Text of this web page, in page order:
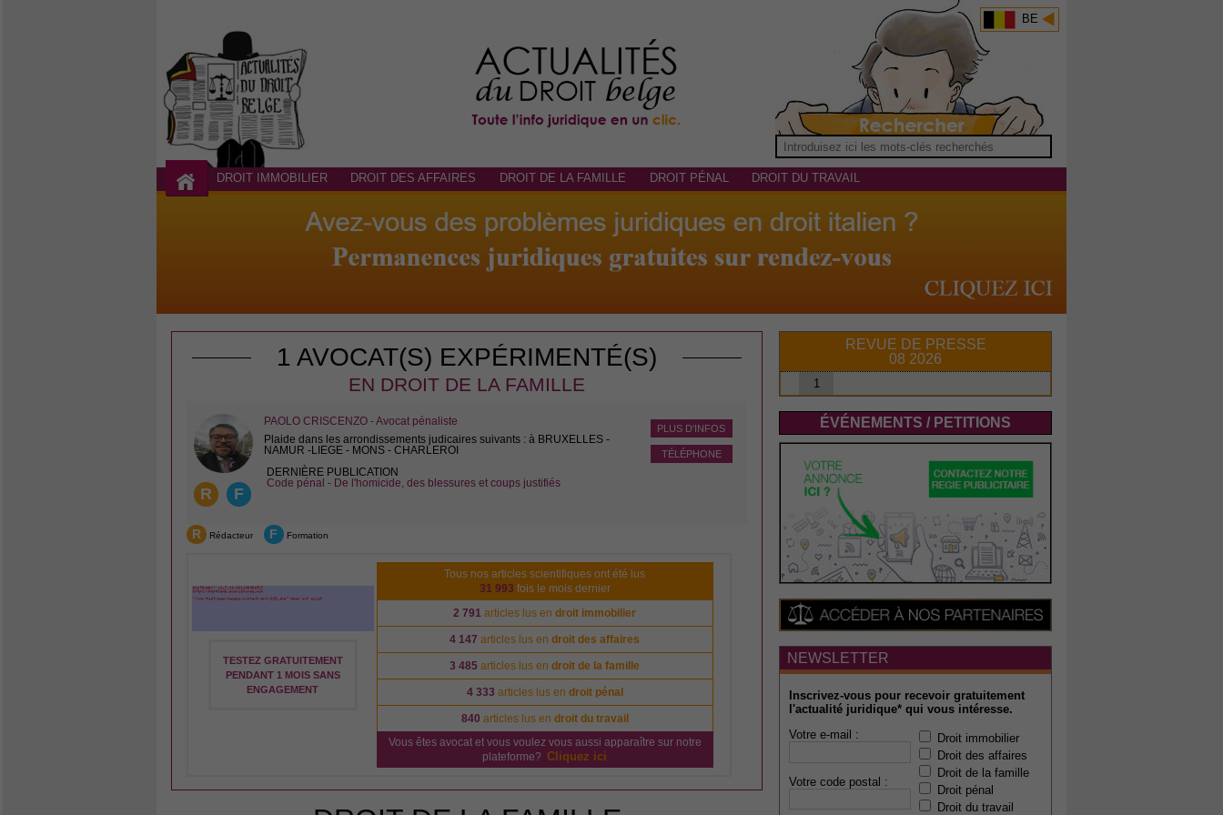
BE
DROIT IMMOBILIER DROIT DES AFFAIRES DROIT DE LA FAMILLE DROIT PÉNAL DROIT DU TRAVAIL
1 AVOCAT(S) EXPÉRIMENTÉ(S)
EN DROIT DE LA FAMILLE
R F
PLUS D'INFOS
TÉLÉPHONE
PAOLO CRISCENZO - Avocat pénaliste
Plaide dans les arrondissements judicaires suivants : à BRUXELLES -
NAMUR -LIEGE - MONS - CHARLEROI
DERNIÈRE PUBLICATION
Code pénal - De l'homicide, des blessures et coups justifiés
R Rédacteur F Formation
TESTEZ GRATUITEMENT
PENDANT 1 MOIS SANS
ENGAGEMENT
Tous nos articles scientifiques ont été lus
31 993 fois le mois dernier
2 791 articles lus endroit immobilier
4 147 articles lus endroit des affaires
3 485 articles lus endroit de la famille
4 333 articles lus en droit pénal
840 articles lus en droit du travail
Vous êtes avocat et vous voulez vous aussi apparaître sur notre
plateforme? Cliquez ici
REVUE DE PRESSE
08 2026
1
ÉVÉNEMENTS / PETITIONS
NEWSLETTER
Inscrivez-vous pour recevoir gratuitement
l'actualité juridique* qui vous intéresse.
Votre e-mail :
Votre code postal :
Droit immobilier
Droit des affaires
Droit de la famille
Droit pénal
Droit du travail